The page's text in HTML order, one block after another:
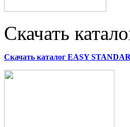
Скачать
Скачать каталог EASY